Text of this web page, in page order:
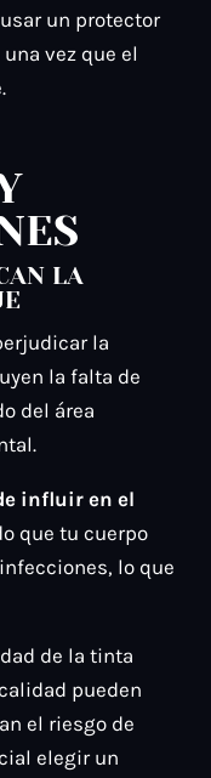
un protector
vez que el
LA
la
la falta de
del área
influir en el
que tu cuerpo
lo que
de la tinta
pueden
el riesgo de
elegir un